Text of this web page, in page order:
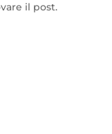
il post.